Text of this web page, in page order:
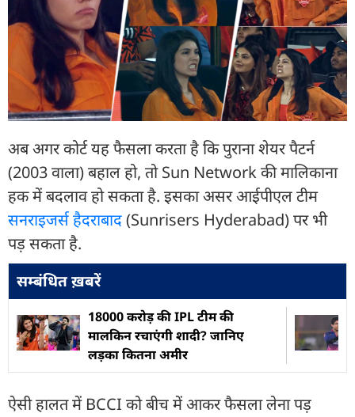
अब अगर कोर्ट यह फैसला करता है कि पुराना शेयर पैटर्न
(2003 वाला) बहाल हो, तो Sun Network की मालिकाना
हक में बदलाव हो सकता है. इसका असर आईपीएल टीम
सनराइजर्स हैदराबाद(Sunrisers Hyderabad) पर भी
पड़ सकता है.
सम्बंधित ख़बरें
18000 करोड़ की IPL टीम की
मालकिन रचाएंगी शादी? जानिए
लड़का कितना अमीर
ऐसी हालत में BCCI को बीच में आकर फैसला लेना पड़